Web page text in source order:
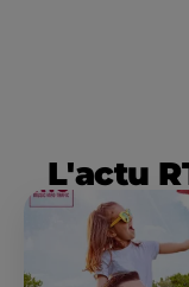
L'actu